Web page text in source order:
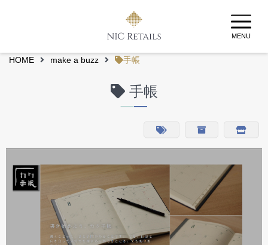
MENU
HOME make a buzz 手帳
手帳